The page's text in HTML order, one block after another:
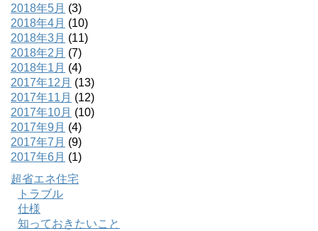
2018年5月 (3)
2018年4月 (10)
2018年3月 (11)
2018年2月 (7)
2018年1月 (4)
2017年12月 (13)
2017年11月 (12)
2017年10月 (10)
2017年9月 (4)
2017年7月 (9)
2017年6月 (1)
超省エネ住宅
トラブル
仕様
知っておきたいこと